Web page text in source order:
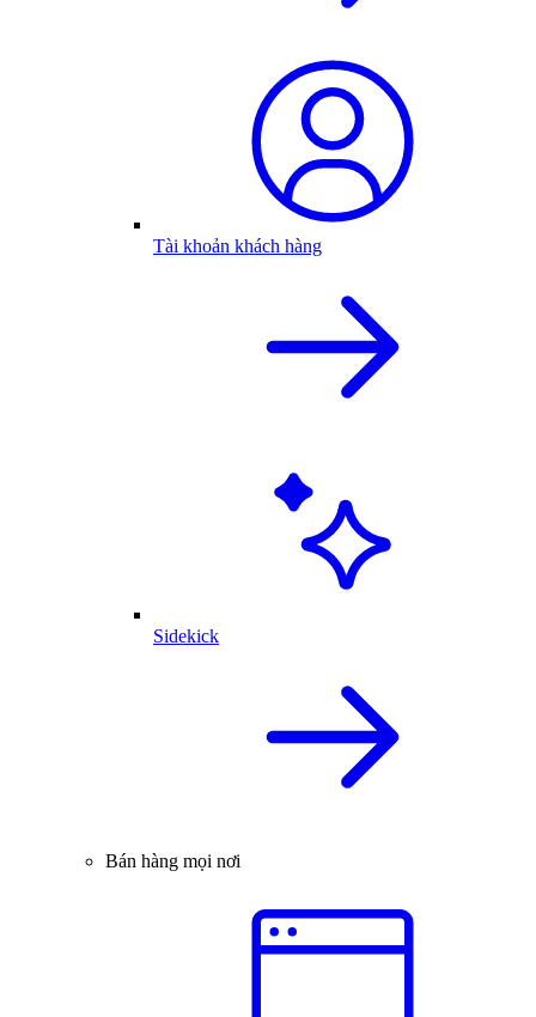
Tài khoản khách hàng
Sidekick
Bán hàng mọi nơi